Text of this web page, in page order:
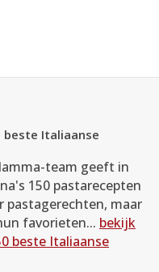
beste Italiaanse
team geeft in
150 pastarecepten
pastagerechten, maar
favorieten... bekijk
beste Italiaanse